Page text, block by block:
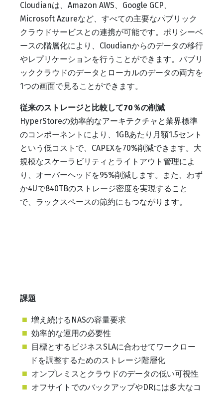
Cloudianは、Amazon AWS、Google GCP、
Microsoft Azureなど、すべての主要なパブリック
クラウドサービスとの連携が可能です。ポリシーベ
ースの階層化により、Cloudianからのデータの移行
やレプリケーションを行うことができます。パブリ
ッククラウドのデータとローカルのデータの両方を
1つの画面で見ることができます。
従来のストレージと比較して70％の削減
HyperStoreの効率的なアーキテクチャと業界標準
のコンポーネントにより、1GBあたり月額1.5セント
という低コストで、CAPEXを70%削減できます。大
規模なスケーラビリティとライトアウト管理によ
り、オーバーヘッドを95%削減します。また、わず
か4Uで840TBのストレージ密度を実現すること
で、ラックスペースの節約にもつながります。
課題
増え続けるNASの容量要求
効率的な運用の必要性
目標とするビジネスSLAに合わせてワークロー
ドを調整するためのストレージ階層化
オンプレミスとクラウドのデータの低い可視性
オフサイトでのバックアップやDRには多大なコ